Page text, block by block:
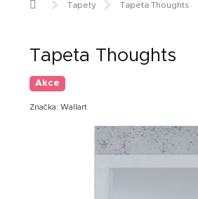
Domů Tapety Tapeta Thoughts
Tapeta Thoughts
Akce
Značka: Wallart